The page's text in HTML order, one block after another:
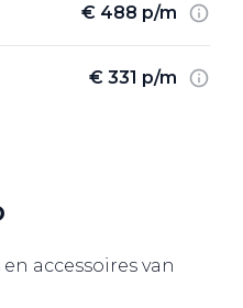
€ 488 p/m
€ 331 p/m
accessoires van